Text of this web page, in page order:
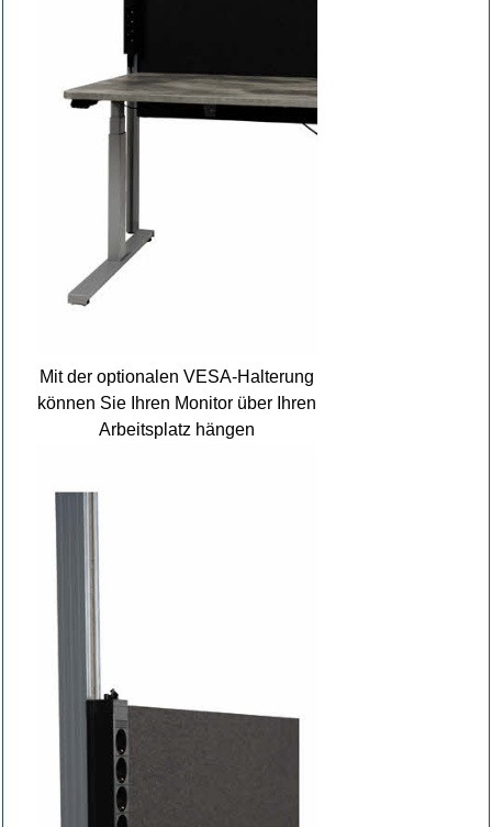
Mit der optionalen VESA-Halterung
können Sie Ihren Monitor über Ihren
Arbeitsplatz hängen